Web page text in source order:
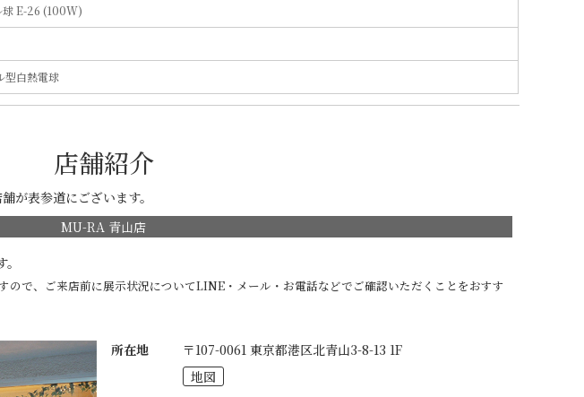
球 E-26 (100W)
型白熱電球
店舗紹介
が表参道にございます。
MU-RA 青山店
で、ご来店前に展示状況についてLINE・メール・お電話などでご確認いただくことをおすす
所在地
〒107-0061 東京都港区北青山3-8-13 1F
地図